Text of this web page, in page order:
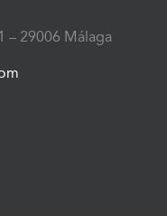
– 29006 Málaga